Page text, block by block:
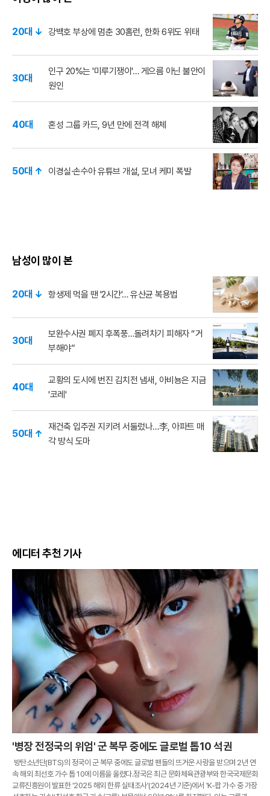
20대 ↓ 강백호 부상에 멈춘 30홈런, 한화 6위도 위태
30대
인구 20%는 '미루기쟁이'… 게으름 아닌 불안이
원인
40대 혼성 그룹 카드, 9년 만에 전격 해체
50대 ↑ 이경실·손수아 유튜브 개설, 모녀 케미 폭발
남성이 많이 본
20대 ↓ 항생제 먹을 땐 '2시간'… 유산균 복용법
30대
보완수사권 폐지 후폭풍…돌려차기 피해자 “거
부해야”
40대
교황의 도시에 번진 김치전 냄새, 아비뇽은 지금
'코레'
50대 ↑
재건축 입주권 지키려 서둘렀나…李, 아파트 매
각 방식 도마
에디터 추천 기사
'병장 전정국의 위엄' 군 복무 중에도 글로벌 톱10 석권
방탄소년단(BTS)의 정국이 군 복무 중에도 글로벌 팬들의 뜨거운 사랑을 받으며 2년 연
속 해외 최선호 가수 톱 10에 이름을 올렸다.정국은 최근 문화체육관광부와 한국국제문화
교류진흥원이 발표한 '2025 해외 한류 실태조사'(2024년 기준)에서 'K-팝 가수 중 가장